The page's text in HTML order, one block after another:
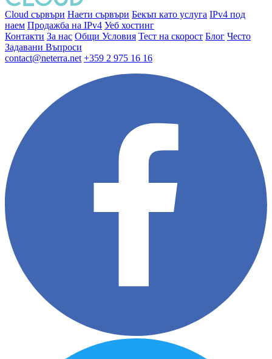
Cloud сървъри Наети сървъри Бекъп като услуга IPv4 под
наем Продажба на IPv4 Уеб хостинг
Контакти За нас Общи Условия Тест на скорост Блог Често
Задавани Въпроси
contact@neterra.net +359 2 975 16 16